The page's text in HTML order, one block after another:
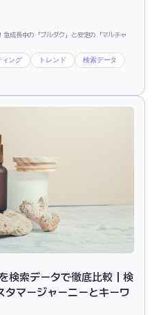
成長中の「ブルダク」と安定の「マルチャ
ィング トレンド 検索データ
検索データで徹底比較｜検
マージャーニーとキーワ